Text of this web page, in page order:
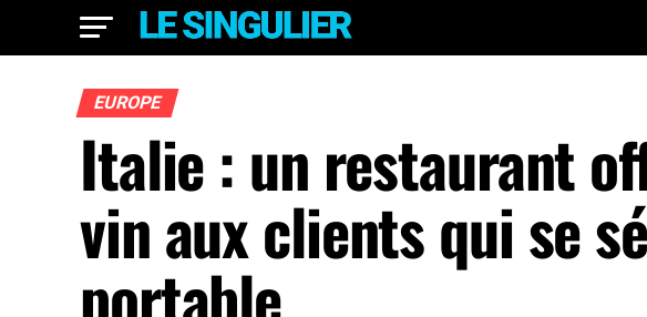
EUROPE
Italie : un restaurant
vin aux clients qui se
portable